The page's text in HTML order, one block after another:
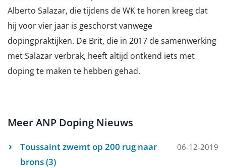
Alberto Salazar, die tijdens de WK te horen kreeg dat
hij voor vier jaar is geschorst vanwege
dopingpraktijken. De Brit, die in 2017 de samenwerking
met Salazar verbrak, heeft altijd ontkend iets met
doping te maken te hebben gehad.
Meer ANP Doping Nieuws
Toussaint zwemt op 200 rug naar
brons (3)
06-12-2019